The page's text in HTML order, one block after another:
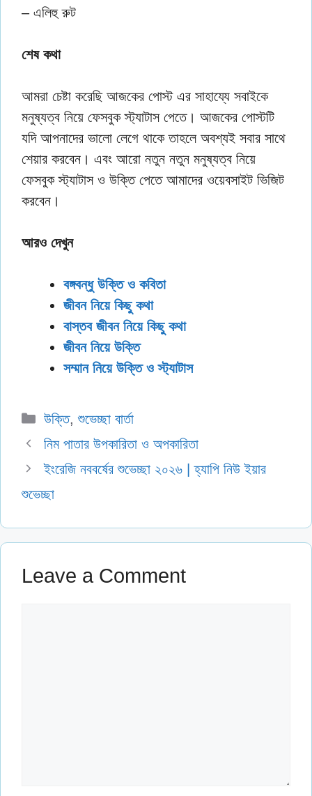
– এলিহু রুট
শেষ কথা
আমরা চেষ্টা করেছি আজকের পোস্ট এর সাহায্যে সবাইকে
মনুষ্যত্ব নিয়ে ফেসবুক স্ট্যাটাস পেতে। আজকের পোস্টটি
যদি আপনাদের ভালো লেগে থাকে তাহলে অবশ্যই সবার সাথে
শেয়ার করবেন। এবং আরো নতুন নতুন মনুষ্যত্ব নিয়ে
ফেসবুক স্ট্যাটাস ও উক্তি পেতে আমাদের ওয়েবসাইট ভিজিট
করবেন।
আরও দেখুন
বঙ্গবন্ধু উক্তি ও কবিতা
জীবন নিয়ে কিছু কথা
বাস্তব জীবন নিয়ে কিছু কথা
জীবন নিয়ে উক্তি
সম্মান নিয়ে উক্তি ও স্ট্যাটাস
Categories
উক্তি,শুভেচ্ছা বার্তা
নিম পাতার উপকারিতা ও অপকারিতা
ইংরেজি নববর্ষের শুভেচ্ছা ২০২৬ | হ্যাপি নিউ ইয়ার
শুভেচ্ছা
Leave a Comment